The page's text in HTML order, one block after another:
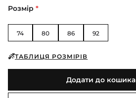
Розмір *
74 80 86 92
ТАБЛИЦЯ РОЗМІРІВ
Додати до кошика
КОЛГОТКИ
КОМБІНЕЗОНИ
КОСТЮМИ
КУРТКИ
КОЛГОТКИ
ШКАРПЕТКИ
КОСТЮМИ
КОМПЛЕКТИ
ЛОНГСЛІВИ
БЛУЗИ
КОМПЛЕКТИ
КУРТКИ
БОМБЕРИ
ПІЖАМИ
КОМПЛЕКТИ
ФУТБОЛКИ
СЛІДИ